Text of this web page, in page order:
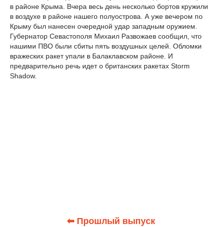
в районе Крыма. Вчера весь день несколько бортов кружили
в воздухе в районе нашего полуострова. А уже вечером по
Крыму был нанесен очередной удар западным оружием.
Губернатор Севастополя Михаил Развожаев сообщил, что
нашими ПВО были сбиты пять воздушных целей. Обломки
вражеских ракет упали в Балаклавском районе. И
предварительно речь идет о британских ракетах Storm
Shadow.
⬅ Прошлый выпуск